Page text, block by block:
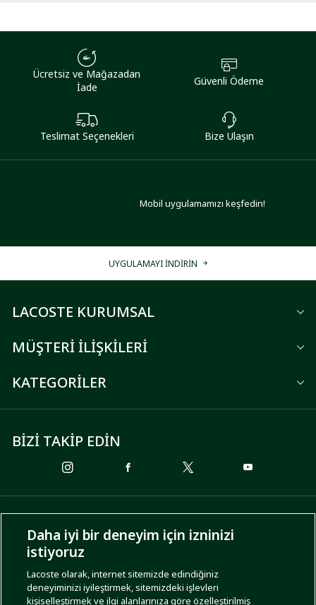
Ücretsiz ve Mağazadan
İade
Güvenli Ödeme
Teslimat Seçenekleri Bize Ulaşın
Mobil uygulamamızı keşfedin!
UYGULAMAYI İNDİRİN
LACOSTE KURUMSAL
MÜŞTERİ İLİŞKİLERİ
KATEGORİLER
BİZİ TAKİP EDİN
ÖDEME SEÇENEKLERİ
KARGO SEÇENEKLERİ
Daha iyi bir deneyim için izninizi
istiyoruz
Lacoste olarak, internet sitemizde edindiğiniz
deneyiminizi iyileştirmek, sitemizdeki işlevleri
kişiselleştirmek ve ilgi alanlarınıza göre özelleştirilmiş